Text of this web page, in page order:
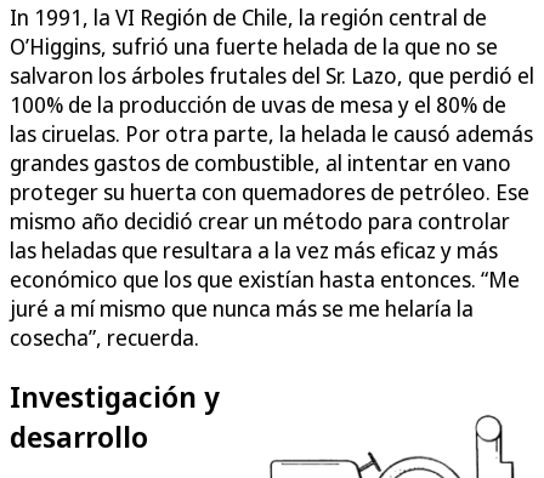
In 1991, la VI Región de Chile, la región central de
O’Higgins, sufrió una fuerte helada de la que no se
salvaron los árboles frutales del Sr. Lazo, que perdió el
100% de la producción de uvas de mesa y el 80% de
las ciruelas. Por otra parte, la helada le causó además
grandes gastos de combustible, al intentar en vano
proteger su huerta con quemadores de petróleo. Ese
mismo año decidió crear un método para controlar
las heladas que resultara a la vez más eficaz y más
económico que los que existían hasta entonces. “Me
juré a mí mismo que nunca más se me helaría la
cosecha”, recuerda.
Investigación y
desarrollo